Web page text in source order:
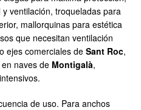
ventilación, troqueladas para
mallorquinas para estética
que necesitan ventilación
o ejes comerciales de Sant Roc,
naves de Montigalà,
de uso. Para anchos